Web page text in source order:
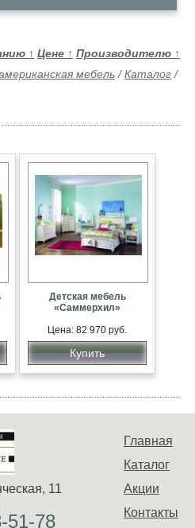
↑ Цене ↑ Производителю ↑
мебель /Каталог /
Детская мебель
«Саммерхил»
Цена: 82 970 руб.
Купить
Главная
Каталог
Акции
Контакты
11
51-78